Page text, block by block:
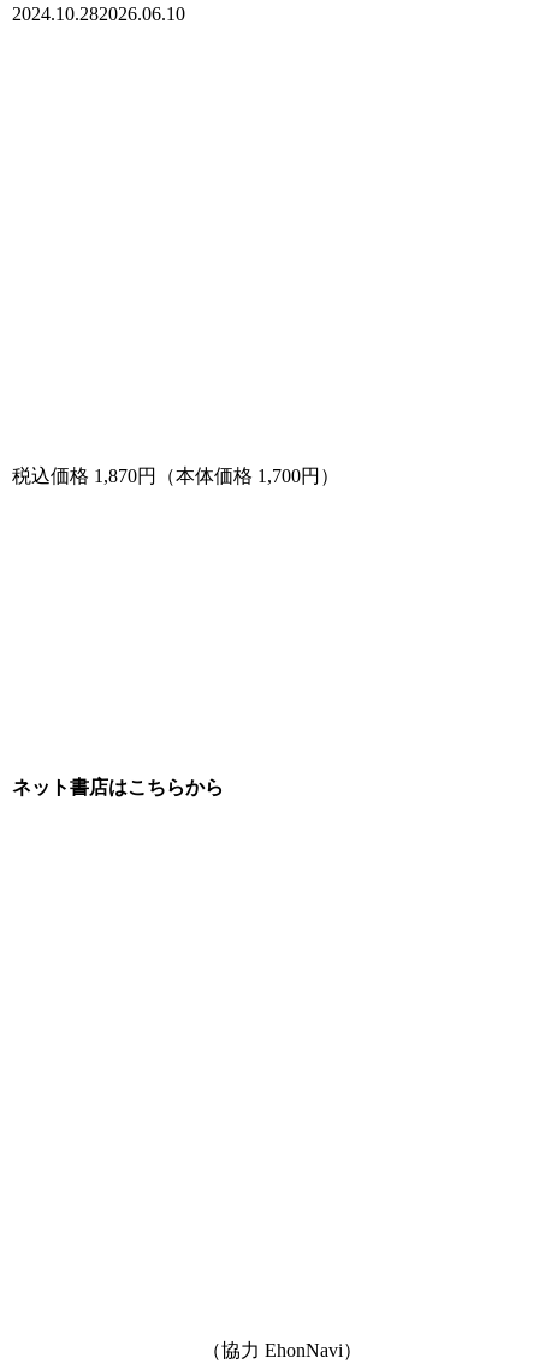
2024.10.282026.06.10
税込価格 1,870円（本体価格 1,700円）
ネット書店はこちらから
（協力 EhonNavi）